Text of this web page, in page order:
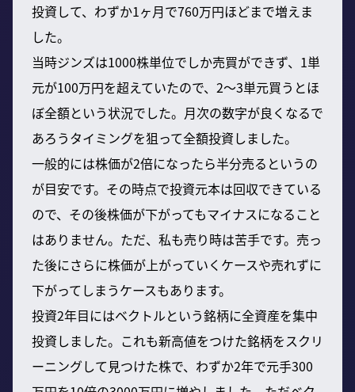
投資して、わずか1ヶ月で760万円ほどまで増えま
した。
当時ジンズは1000株単位でしか売買ができず、1単
元が100万円を超えていたので、2～3単元買うとほ
ぼ全額という状況でした。月次の数字が良くなるで
あろうタイミングを狙って全額投資しました。
一般的には株価が2倍になったら半分売るというの
が目安です。その時点で投資元本は回収できている
ので、その後株価が下がってもマイナスになること
はありません。ただ、私も売り時は苦手です。売っ
た後にさらに株価が上がっていくケースや売れずに
下がってしまうケースもあります。
投資2年目にはベクトルという銘柄に全資産を集中
投資しました。これも新高値をつけた銘柄をスクリ
ーニングして見つけた株で、わずか2年で元手300